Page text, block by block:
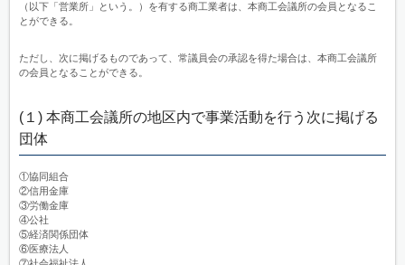
（以下「営業所」という。）を有する商工業者は、本商工会議所の会員となるこ
とができる。
ただし、次に掲げるものであって、常議員会の承認を得た場合は、本商工会議所
の会員となることができる。
(１) 本商工会議所の地区内で事業活動を行う次に掲げる
団体
①協同組合
②信用金庫
③労働金庫
④公社
⑤経済関係団体
⑥医療法人